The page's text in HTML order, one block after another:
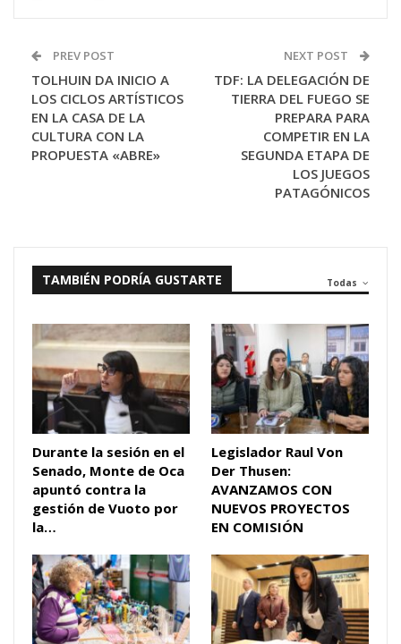
PREV POST
TOLHUIN DA INICIO A
LOS CICLOS ARTÍSTICOS
EN LA CASA DE LA
CULTURA CON LA
PROPUESTA «ABRE»
NEXT POST
TDF: LA DELEGACIÓN DE
TIERRA DEL FUEGO SE
PREPARA PARA
COMPETIR EN LA
SEGUNDA ETAPA DE
LOS JUEGOS
PATAGÓNICOS
Todas
TAMBIÉN PODRÍA GUSTARTE
Durante la sesión en el
Senado, Monte de Oca
apuntó contra la
gestión de Vuoto por
la…
Legislador Raul Von
Der Thusen:
AVANZAMOS CON
NUEVOS PROYECTOS
EN COMISIÓN